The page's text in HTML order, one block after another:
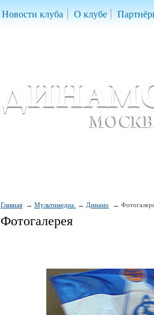
Новости клуба О клубе
Главная Мультимедиа Динамо
Фотогалерея